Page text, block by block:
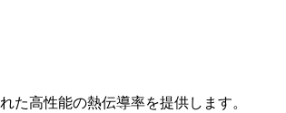
た高性能の熱伝導率を提供します。